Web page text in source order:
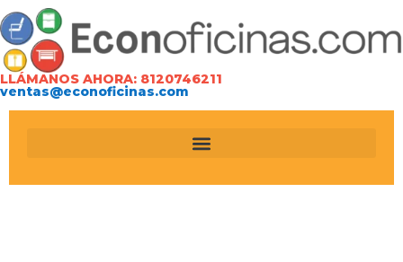
LLÁMANOS AHORA: 8120746211
ventas@econoficinas.com